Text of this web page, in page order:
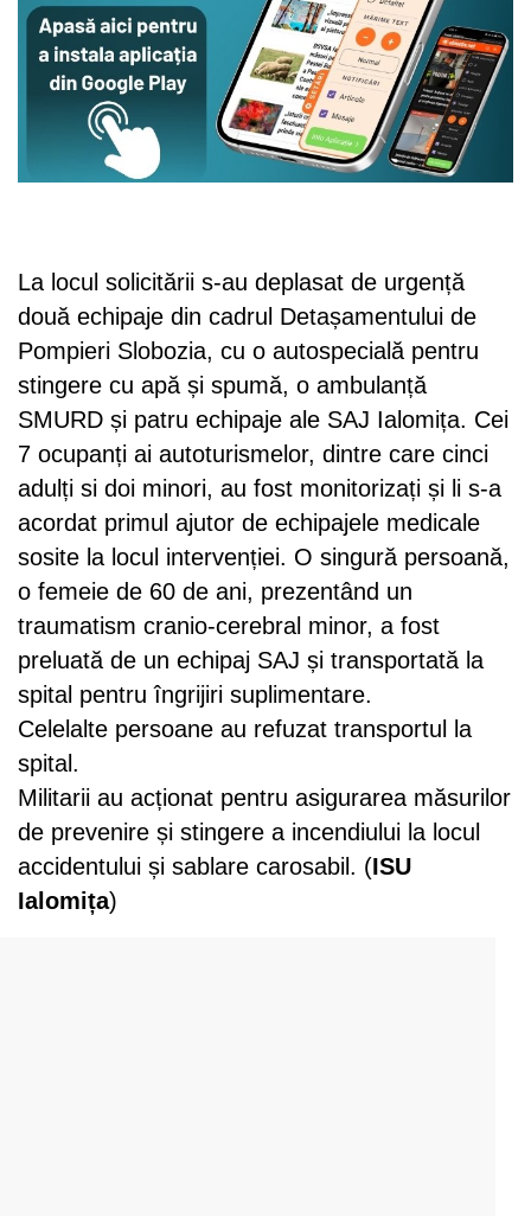
La locul solicitării s-au deplasat de urgență
două echipaje din cadrul Detașamentului de
Pompieri Slobozia, cu o autospecială pentru
stingere cu apă și spumă, o ambulanță
SMURD și patru echipaje ale SAJ Ialomița. Cei
7 ocupanți ai autoturismelor, dintre care cinci
adulți si doi minori, au fost monitorizați și li s-a
acordat primul ajutor de echipajele medicale
sosite la locul intervenției. O singură persoană,
o femeie de 60 de ani, prezentând un
traumatism cranio-cerebral minor, a fost
preluată de un echipaj SAJ și transportată la
spital pentru îngrijiri suplimentare.
Celelalte persoane au refuzat transportul la
spital.
Militarii au acționat pentru asigurarea măsurilor
de prevenire și stingere a incendiului la locul
accidentului și sablare carosabil. (ISU
Ialomița)